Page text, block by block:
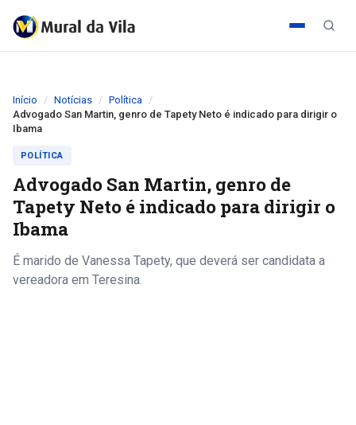
Início Notícias
Política
Advogado San Martin, genro de Tapety Neto é indicado para dirigir o
Ibama
POLÍTICA
Advogado San Martin, genro de
Tapety Neto é indicado para dirigir o
Ibama
É marido de Vanessa Tapety, que deverá ser candidata a
vereadora em Teresina.